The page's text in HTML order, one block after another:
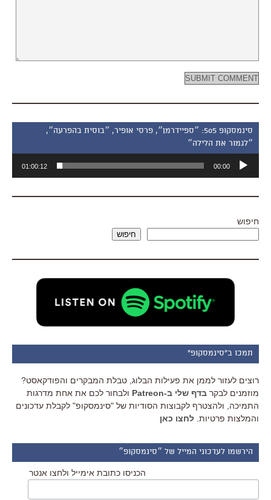
סינמסקופ 505: ״ספיידרמן״, פרסי אופיר, ״בוסית בהפרעה״,
״לגמור את הלילה״
אודיו
00:00
01:00:12
חיפוש
חיפוש
תמכו ב"סינמסקופ"
רוצים לעזור לממן את פעילות הבלוג, טבלת המבקרים והפודקאסט?
מוזמנים לבקר בדף שלי ב-Patreon
ולבחור לכם את אחת מדרגות
התמיכה, ולהצטרף לקבוצות הסודיות של "סינמסקופ" לקבלת עדכונים
והמלצות פרטיות. לחצו כאן
הירשמו לעדכוני המייל של ״סינמסקופ״
הכניסו כתובת אימייל ולחצו אנטר